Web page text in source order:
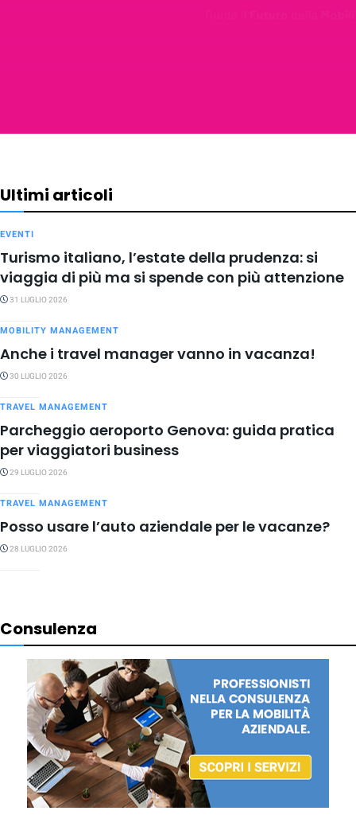
Ultimi articoli
EVENTI
Turismo italiano, l’estate della prudenza: si
viaggia di più ma si spende con più attenzione
31 LUGLIO 2026
MOBILITY MANAGEMENT
Anche i travel manager vanno in vacanza!
30 LUGLIO 2026
TRAVEL MANAGEMENT
Parcheggio aeroporto Genova: guida pratica
per viaggiatori business
29 LUGLIO 2026
TRAVEL MANAGEMENT
Posso usare l’auto aziendale per le vacanze?
28 LUGLIO 2026
Consulenza